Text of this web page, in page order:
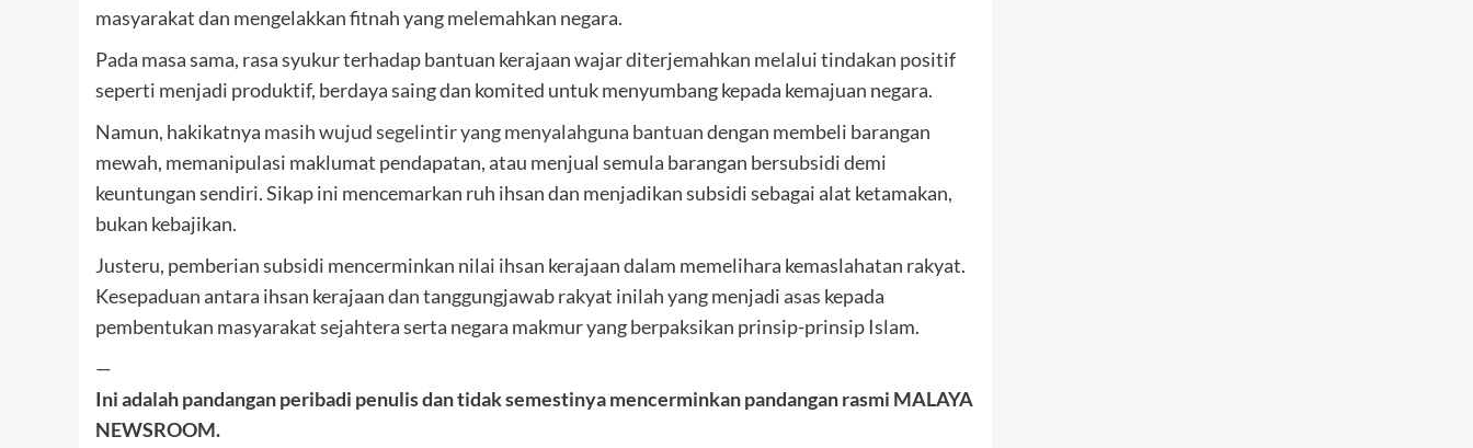
masyarakat dan mengelakkan fitnah yang melemahkan negara.
Pada masa sama, rasa syukur terhadap bantuan kerajaan wajar diterjemahkan melalui tindakan positif
seperti menjadi produktif, berdaya saing dan komited untuk menyumbang kepada kemajuan negara.
Namun, hakikatnya masih wujud segelintir yang menyalahguna bantuandengan membeli barangan
mewah, memanipulasi maklumat pendapatan, atau menjual semula barangan bersubsidi demi
keuntungan sendiri. Sikap ini mencemarkan ruh ihsan dan menjadikan subsidi sebagai alat ketamakan,
bukan kebajikan.
Justeru, pemberian subsidi mencerminkan nilai ihsan kerajaan dalam memelihara kemaslahatan rakyat.
Kesepaduan antara ihsan kerajaan dan tanggungjawab rakyat inilah yang menjadi asas kepada
pembentukan masyarakat sejahtera serta negara makmur yang berpaksikan prinsip-prinsip Islam.
—
Ini adalah pandangan peribadi penulis dan tidak semestinya mencerminkan pandangan rasmi MALAYA
NEWSROOM.